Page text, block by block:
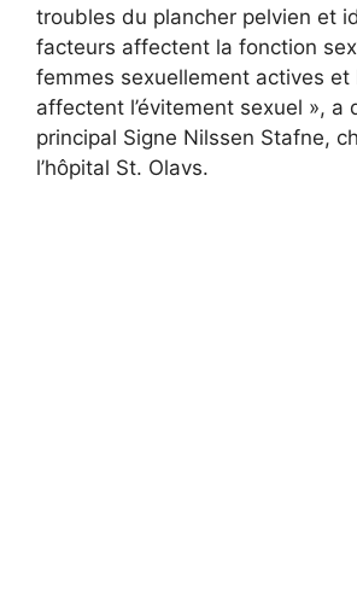
troubles du plancher pelvien et
facteurs affectent la fonction
femmes sexuellement actives et
affectent l’évitement sexuel », a
principal Signe Nilssen Stafne,
l’hôpital St. Olavs.